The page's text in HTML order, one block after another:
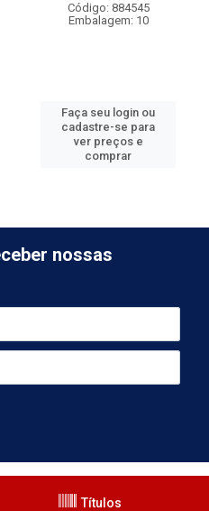
Código: 884545
Embalagem: 10
Faça seu login ou
cadastre-se para
ver preços e
comprar
nossas
Títulos